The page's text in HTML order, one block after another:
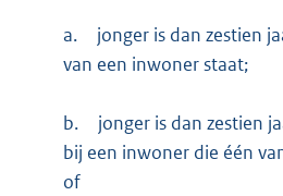
a.
jonger is dan zestien
van een inwoner staat;
b.
jonger is dan zestien
bij een inwoner die één
of